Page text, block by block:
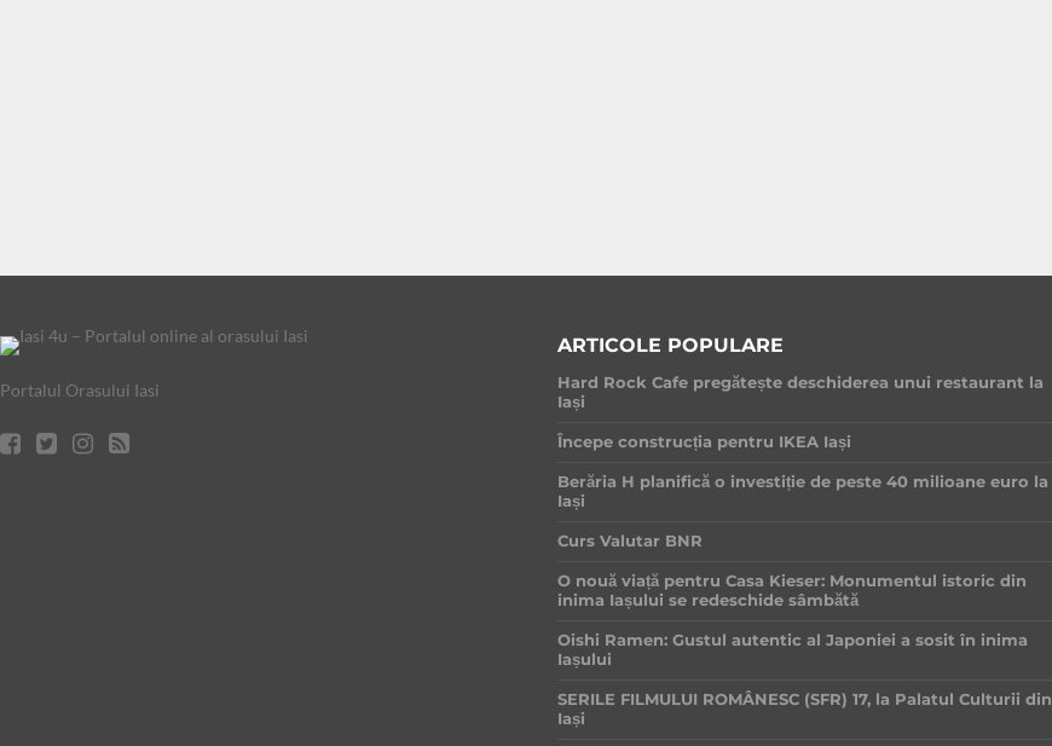
Portalul Orasului Iasi
ARTICOLE POPULARE
Hard Rock Cafe pregătește deschiderea unui restaurant la
Iași
Începe construcția pentru IKEA Iași
Berăria H planifică o investiție de peste 40 milioane euro la
Iași
Curs Valutar BNR
O nouă viață pentru Casa Kieser: Monumentul istoric din
inima Iașului se redeschide sâmbătă
Oishi Ramen: Gustul autentic al Japoniei a sosit în inima
Iașului
SERILE FILMULUI ROMÂNESC (SFR) 17, la Palatul Culturii din
Iași